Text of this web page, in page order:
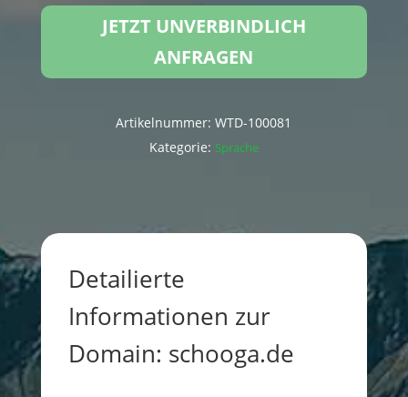
JETZT UNVERBINDLICH
ANFRAGEN
Artikelnummer:WTD-100081
Kategorie: Sprache
Detailierte
Informationen zur
Domain: schooga.de